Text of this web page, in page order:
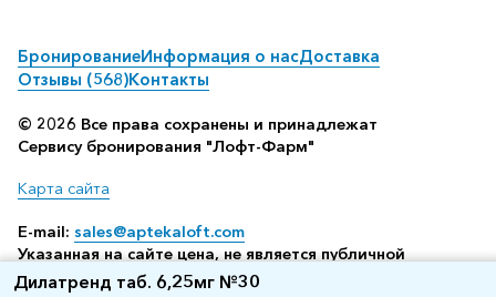
Дилатренд таб. 6,25мг №30
БронированиеИнформация о насДоставка
Отзывы (568)Контакты
© 2026 Все права сохранены и принадлежат
Сервису бронирования "Лофт-Фарм"
Карта сайта
E-mail: sales@aptekaloft.com
Указанная на сайте цена, не является публичной
офертой, а всего лишь отображает среднюю стоимость